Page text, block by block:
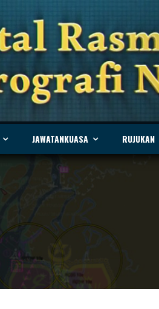
JAWATANKUASA RUJUKAN